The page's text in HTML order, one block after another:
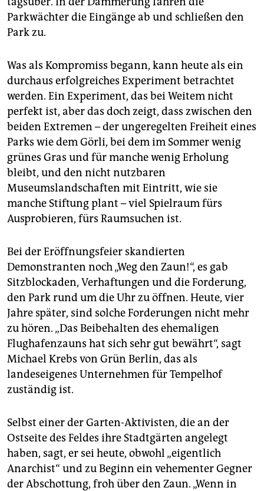
abo
genossenschaft
epaper login
Parkwächter die Eingänge ab und schließen den
Park zu.
Was als Kompromiss begann, kann heute als ein
durchaus erfolgreiches Experiment betrachtet
werden. Ein Experiment, das bei Weitem nicht
perfekt ist, aber das doch zeigt, dass zwischen den
beiden Extremen – der ungeregelten Freiheit eines
Parks wie dem Görli, bei dem im Sommer wenig
grünes Gras und für manche wenig Erholung
bleibt, und den nicht nutzbaren
Museumslandschaften mit Eintritt, wie sie
manche Stiftung plant – viel Spielraum fürs
Ausprobieren, fürs Raumsuchen ist.
Bei der Eröffnungsfeier skandierten
Demonstranten noch „Weg den Zaun!“, es gab
Sitzblockaden, Verhaftungen und die Forderung,
den Park rund um die Uhr zu öffnen. Heute, vier
Jahre später, sind solche Forderungen nicht mehr
zu hören. „Das Beibehalten des ehemaligen
Flughafenzauns hat sich sehr gut bewährt“, sagt
Michael Krebs von Grün Berlin, das als
landeseigenes Unternehmen für Tempelhof
zuständig ist.
Selbst einer der Garten-Aktivisten, die an der
Ostseite des Feldes ihre Stadtgärten angelegt
haben, sagt, er sei heute, obwohl „eigentlich
Anarchist“ und zu Beginn ein vehementer Gegner
der Abschottung, froh über den Zaun. „Wenn in